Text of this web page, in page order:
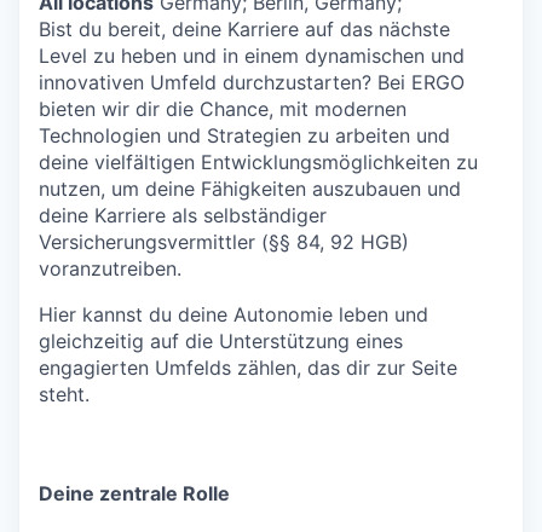
Bist du bereit, deine Karriere auf das nächste
Level zu heben und in einem dynamischen und
innovativen Umfeld durchzustarten? Bei ERGO
bieten wir dir die Chance, mit modernen
Technologien und Strategien zu arbeiten und
deine vielfältigen Entwicklungsmöglichkeiten zu
nutzen, um deine Fähigkeiten auszubauen und
deine Karriere als selbständiger
Versicherungsvermittler (§§ 84, 92 HGB)
voranzutreiben.
Hier kannst du deine Autonomie leben und
gleichzeitig auf die Unterstützung eines
engagierten Umfelds zählen, das dir zur Seite
steht.
Deine zentrale Rolle